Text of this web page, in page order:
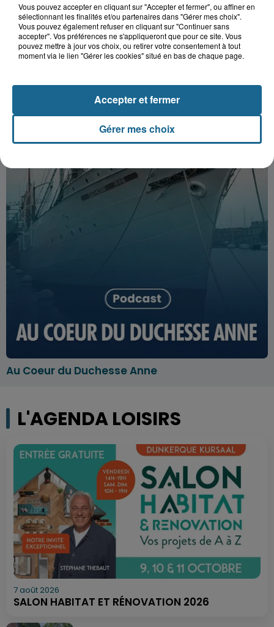
NOS AUTRES PODCASTS
Au Coeur du Duchesse Anne
L'AGENDA LOISIRS
7 août 2026
SALON HABITAT ET RÉNOVATION 2026
Vous pouvez accepter en cliquant sur "Accepter et fermer", ou affiner en
sélectionnant les finalités et/ou partenaires dans "Gérer mes choix".
Vous pouvez également refuser en cliquant sur "Continuer sans
accepter". Vos préférences ne s'appliqueront que pour ce site. Vous
pouvez mettre à jour vos choix, ou retirer votre consentement à tout
moment via le lien "Gérer les cookies" situé en bas de chaque page.
Gérer mes choix
Accepter et fermer